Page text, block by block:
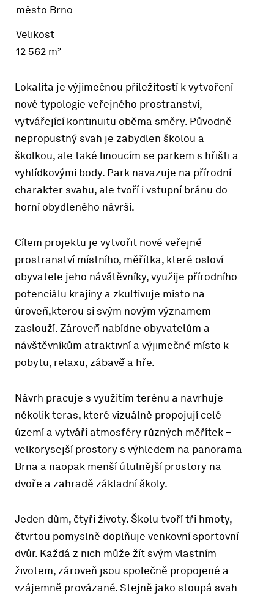
město Brno
Velikost
12 562 m²
Lokalita je výjimečnou příležitostí k vytvoření
nové typologie veřejného prostranství,
vytvářející kontinuitu oběma směry. Původně
nepropustný svah je zabydlen školou a
školkou, ale také linoucím se parkem s hřišti a
vyhlídkovými body. Park navazuje na přírodní
charakter svahu, ale tvoří i vstupní bránu do
horní obydleného návrší.
Cílem projektu je vytvořit nové veřejné́
prostranství́ místního, měřítka, které osloví
obyvatele jeho návštěvníky, využije přírodního
potenciálu krajiny a zkultivuje místo na
úroveň̌,kterou si svým novým významem
zaslouží́. Zároveň̌ nabídne obyvatelům a
návštěvníkům atraktivní́ a výjimečné́ místo k
pobytu, relaxu, zábavě̌ a hře.
Návrh pracuje s využitím terénu a navrhuje
několik teras, které vizuálně propojují celé
území a vytváří atmosféry různých měřítek –
velkorysejší prostory s výhledem na panorama
Brna a naopak menší útulnější prostory na
dvoře a zahradě základní školy.
Jeden dům, čtyři životy. Školu tvoří tři hmoty,
čtvrtou pomyslně doplňuje venkovní sportovní
dvůr. Každá z nich může žít svým vlastním
životem, zároveň jsou společně propojené a
vzájemně provázané. Stejně jako stoupá svah